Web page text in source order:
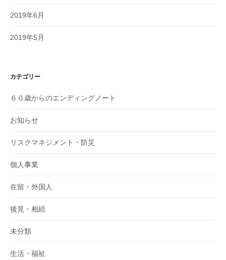
2019年6月
2019年5月
カテゴリー
６０歳からのエンディングノート
お知らせ
リスクマネジメント・防災
個人事業
在留・外国人
後見・相続
未分類
生活・福祉